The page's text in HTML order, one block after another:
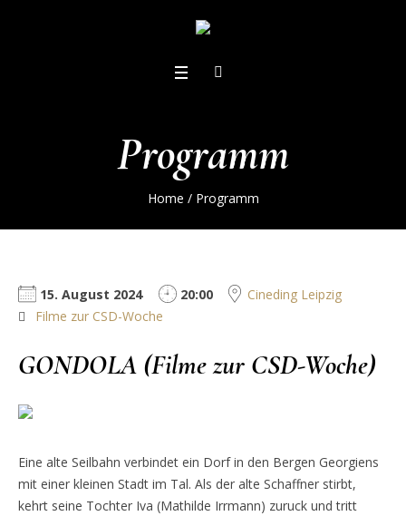
Programm
Home / Programm
15. August 2024 20:00
Cineding Leipzig
Filme zur CSD-Woche
GONDOLA (Filme zur CSD-Woche)
Eine alte Seilbahn verbindet ein Dorf in den Bergen Georgiens
mit einer kleinen Stadt im Tal. Als der alte Schaffner stirbt,
kehrt seine Tochter Iva (Mathilde Irrmann) zuruck und tritt